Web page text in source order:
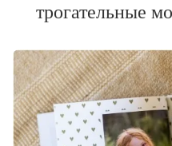
трогательные